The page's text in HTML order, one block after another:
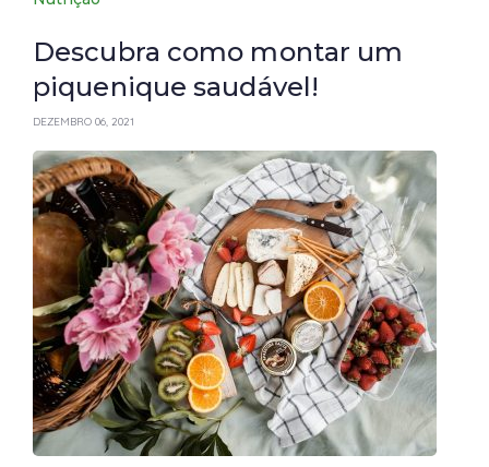
Descubra como montar um
piquenique saudável!
DEZEMBRO 06, 2021